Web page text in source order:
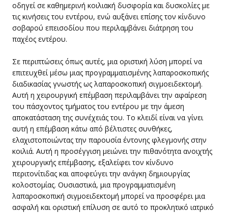
οδηγεί σε καθημερινή κοιλιακή δυσφορία και δυσκολίες με
τις κινήσεις του εντέρου, ενώ αυξάνει επίσης τον κίνδυνο
σοβαρού επεισοδίου που περιλαμβάνει διάτρηση του
παχέος εντέρου.
Σε περιπτώσεις όπως αυτές, μια οριστική λύση μπορεί να
επιτευχθεί μέσω μιας προγραμματισμένης λαπαροσκοπικής
διαδικασίας γνωστής ως λαπαροσκοπική σιγμοειδεκτομή.
Αυτή η χειρουργική επέμβαση περιλαμβάνει την αφαίρεση
του πάσχοντος τμήματος του εντέρου με την άμεση
αποκατάσταση της συνέχειάς του. Το κλειδί είναι να γίνει
αυτή η επέμβαση κάτω από βέλτιστες συνθήκες,
ελαχιστοποιώντας την παρουσία έντονης φλεγμονής στην
κοιλιά. Αυτή η προσέγγιση μειώνει την πιθανότητα ανοιχτής
χειρουργικής επέμβασης, εξαλείφει τον κίνδυνο
περιτονίτιδας και αποφεύγει την ανάγκη δημιουργίας
κολοστομίας. Ουσιαστικά, μια προγραμματισμένη
λαπαροσκοπική σιγμοειδεκτομή μπορεί να προσφέρει μια
ασφαλή και οριστική επίλυση σε αυτό το προκλητικό ιατρικό